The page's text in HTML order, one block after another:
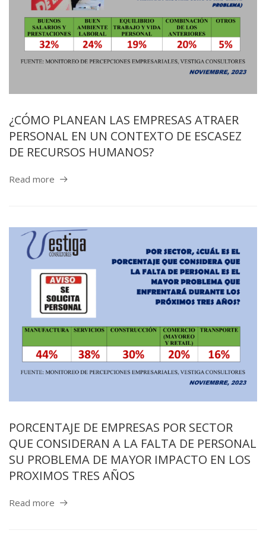
¿CÓMO PLANEAN LAS EMPRESAS ATRAER
PERSONAL EN UN CONTEXTO DE ESCASEZ
DE RECURSOS HUMANOS?
Read more
PORCENTAJE DE EMPRESAS POR SECTOR
QUE CONSIDERAN A LA FALTA DE PERSONAL
SU PROBLEMA DE MAYOR IMPACTO EN LOS
PROXIMOS TRES AÑOS
Read more